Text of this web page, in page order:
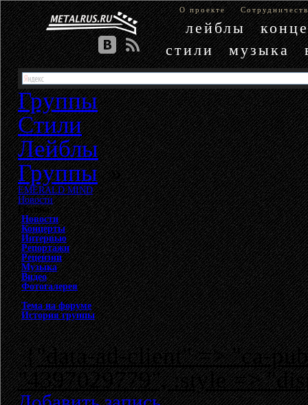
О проекте
лейблы
стили
музыка
Группы
Стили
Лейблы
Группы»
EMERALD MIND»
Новости
Группа
Новости
Концерты
Интервью
Репортажи
Рецензии
Музыка
Видео
Фотогалерея
Тема на форуме
История группы
{"data-ad-client" => "ca-
"4397029779", :style =>